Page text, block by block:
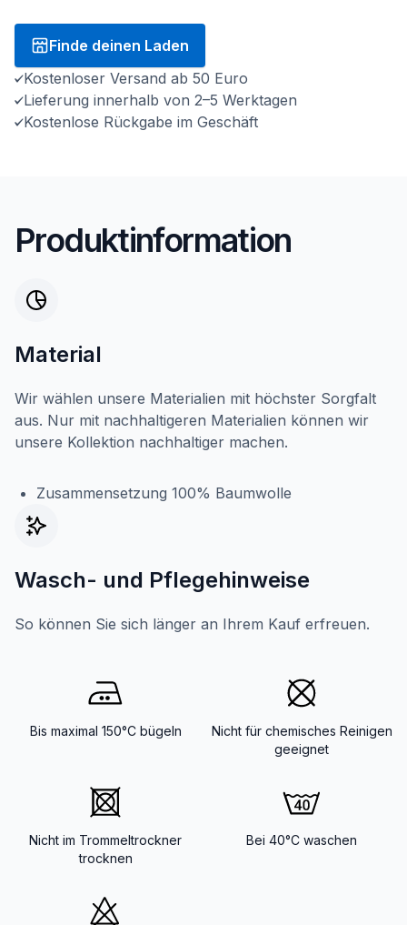
Finde deinen Laden
Kostenloser Versand ab 50 Euro
Lieferung innerhalb von 2–5 Werktagen
Kostenlose Rückgabe im Geschäft
Produktinformation
Material
Wir wählen unsere Materialien mit höchster Sorgfalt
aus. Nur mit nachhaltigeren Materialien können wir
unsere Kollektion nachhaltiger machen.
Zusammensetzung 100% Baumwolle
Wasch- und Pflegehinweise
So können Sie sich länger an Ihrem Kauf erfreuen.
Bis maximal 150°C bügeln
Nicht für chemisches Reinigen
geeignet
Nicht im Trommeltrockner
trocknen
Bei 40°C waschen